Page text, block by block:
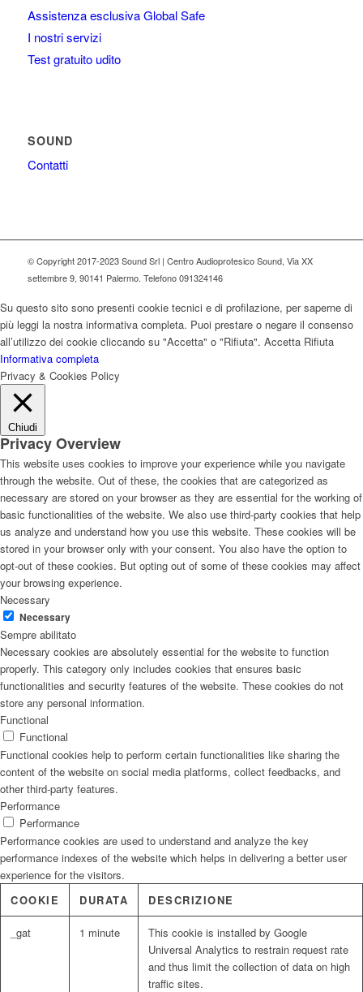
Assistenza esclusiva Global Safe
I nostri servizi
Test gratuito udito
SOUND
Contatti
© Copyright 2017-2023 Sound Srl | Centro Audioprotesico Sound, Via XX
settembre 9, 90141 Palermo. Telefono 091324146
Su questo sito sono presenti cookie tecnici e di profilazione, per saperne di
più leggi la nostra informativa completa. Puoi prestare o negare il consenso
all’utilizzo dei cookie cliccando su "Accetta" o "Rifiuta". Accetta Rifiuta
Informativa completa
Privacy & Cookies Policy
Chiudi
Privacy Overview
This website uses cookies to improve your experience while you navigate
through the website. Out of these, the cookies that are categorized as
necessary are stored on your browser as they are essential for the working of
basic functionalities of the website. We also use third-party cookies that help
us analyze and understand how you use this website. These cookies will be
stored in your browser only with your consent. You also have the option to
opt-out of these cookies. But opting out of some of these cookies may affect
your browsing experience.
Necessary
Necessary
Sempre abilitato
Necessary cookies are absolutely essential for the website to function
properly. This category only includes cookies that ensures basic
functionalities and security features of the website. These cookies do not
store any personal information.
Functional
Functional
Functional cookies help to perform certain functionalities like sharing the
content of the website on social media platforms, collect feedbacks, and
other third-party features.
Performance
Performance
Performance cookies are used to understand and analyze the key
performance indexes of the website which helps in delivering a better user
experience for the visitors.
COOKIE
DURATA DESCRIZIONE
_gat 1 minute
This cookie is installed by Google
Universal Analytics to restrain request rate
and thus limit the collection of data on high
traffic sites.